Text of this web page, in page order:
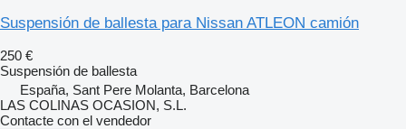
Suspensión de ballesta para Nissan ATLEON camión
250 €
Suspensión de ballesta
España, Sant Pere Molanta, Barcelona
LAS COLINAS OCASION, S.L.
Contacte con el vendedor